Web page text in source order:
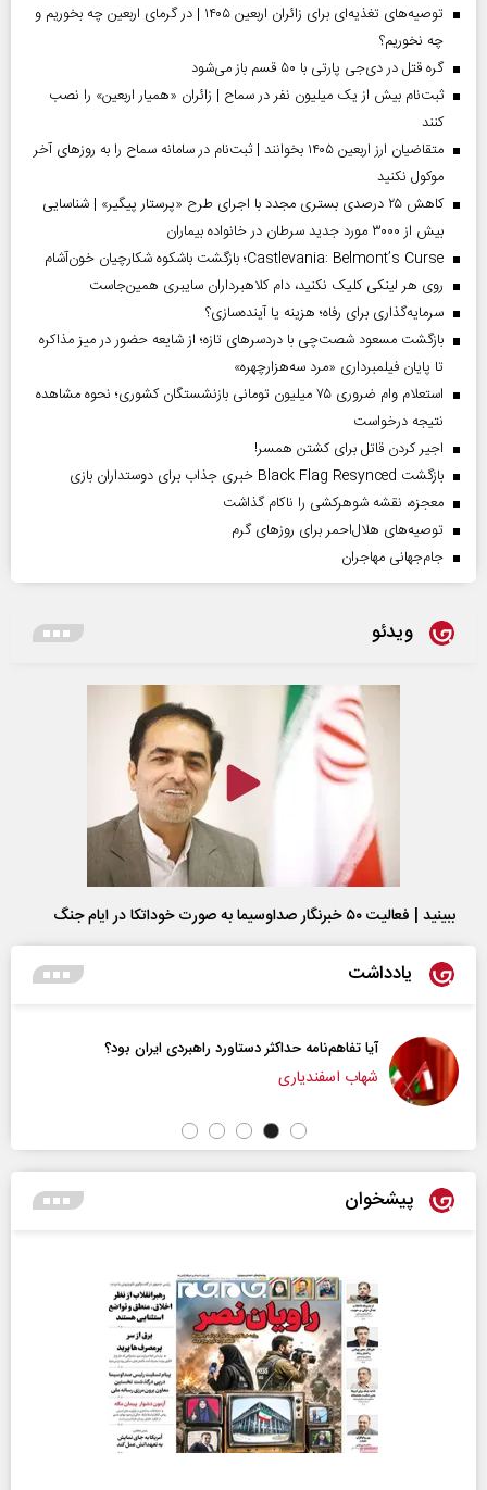
توصیه‌های تغذیه‌ای برای زائران اربعین ۱۴۰۵ | در گرمای اربعین چه بخوریم و
چه نخوریم؟
گره قتل در دی‌جی پارتی با ۵۰ قسم باز می‌شود
ثبت‌نام بیش از یک میلیون نفر در سماح | زائران «همیار اربعین» را نصب
کنند
متقاضیان ارز اربعین ۱۴۰۵ بخوانند | ثبت‌نام در سامانه سماح را به روز‌های آخر
موکول نکنید
کاهش ۲۵ درصدی بستری مجدد با اجرای طرح «پرستار پیگیر» | شناسایی
بیش از ۳۰۰۰ مورد جدید سرطان در خانواده بیماران
Castlevania: Belmont’s Curse؛ بازگشت باشکوه شکارچیان خون‌آشام
روی هر لینکی کلیک نکنید، دام کلاهبرداران سایبری همین‌جاست
سرمایه‌گذاری برای رفاه؛ هزینه یا آینده‌سازی؟
بازگشت مسعود شصت‌چی با دردسر‌های تازه؛ از شایعه حضور در میز مذاکره
تا پایان فیلمبرداری «مرد سه‌هزارچهره»
استعلام وام ضروری ۷۵ میلیون تومانی بازنشستگان کشوری؛ نحوه مشاهده
نتیجه درخواست
اجیر کردن قاتل برای کشتن همسر!
بازگشت Black Flag Resynced خبری جذاب برای دوستداران بازی
معجزه، نقشه شوهرکشی را ناکام گذاشت
توصیه‌های هلال‌احمر برای روز‌های گرم
جام‌جهانی مهاجران
ویدئو
ببینید | فعالیت ۵۰ خبرنگار صداوسیما به صورت خوداتکا در ایام جنگ
یادداشت
آیا تفاهم‌نامه حداکثر دستاورد راهبردی ایران بود؟
شهاب اسفندیاری
پیشخوان